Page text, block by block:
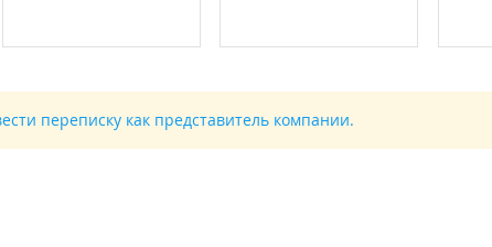
переписку как представитель компании.